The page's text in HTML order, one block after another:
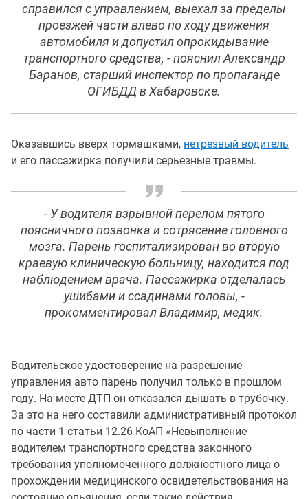
справился с управлением, выехал за пределы
проезжей части влево по ходу движения
автомобиля и допустил опрокидывание
транспортного средства, - пояснил Александр
Баранов, старший инспектор по пропаганде
ОГИБДД в Хабаровске.
Оказавшись вверх тормашками, нетрезвый водитель
и его пассажирка получили серьезные травмы.
- У водителя взрывной перелом пятого
поясничного позвонка и сотрясение головного
мозга. Парень госпитализирован во вторую
краевую клиническую больницу, находится под
наблюдением врача. Пассажирка отделалась
ушибами и ссадинами головы, -
прокомментировал Владимир, медик.
Водительское удостоверение на разрешение
управления авто парень получил только в прошлом
году. На месте ДТП он отказался дышать в трубочку.
За это на него составили административный протокол
по части 1 статьи 12.26 КоАП «Невыполнение
водителем транспортного средства законного
требования уполномоченного должностного лица о
прохождении медицинского освидетельствования на